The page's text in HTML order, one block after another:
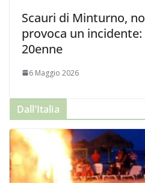
Scauri di Minturno,
provoca un
20enne
6 Maggio 2026
Dall’Italia